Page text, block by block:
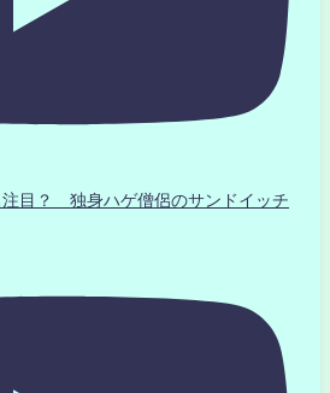
注目？ 独身ハゲ僧侶のサンドイッチ